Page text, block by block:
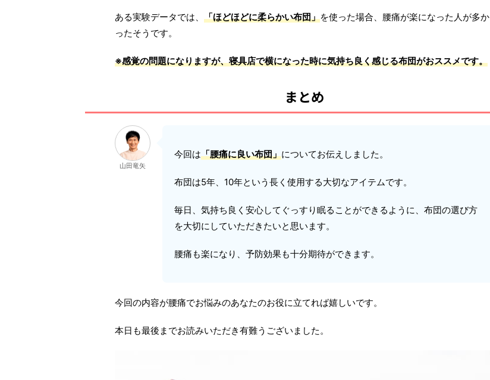
ある実験データでは、 「ほどほどに柔らかい布団」を使った場合、腰痛が楽になった人が多か
ったそうです。
※感覚の問題になりますが、寝具店で横になった時に気持ち良く感じる布団がおススメです。
まとめ
山田竜矢
今回は「腰痛に良い布団」についてお伝えしました。
布団は5年、10年という長く使用する大切なアイテムです。
毎日、気持ち良く安心してぐっすり眠ることができるように、布団の選び方
を大切にしていただきたいと思います。
腰痛も楽になり、予防効果も十分期待ができます。
今回の内容が腰痛でお悩みのあなたのお役に立てれば嬉しいです。
本日も最後までお読みいただき有難うございました。